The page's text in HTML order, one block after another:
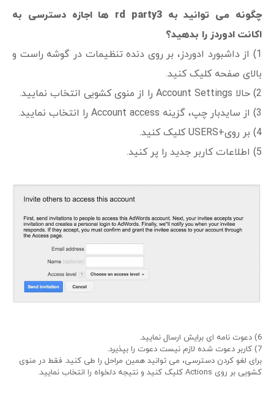
چگونه می توانید به rd party3 ها اجازه دسترسی به
اکانت ادوردز را بدهید؟
1) از داشبورد ادوردز، بر روی دنده تنظیمات در گوشه راست و
بالای صفحه کلیک کنید.
2) حالا Account Settings را از منوی کشویی انتخاب نمایید.
3) از سایدبار چپ، گزینه Account access را انتخاب نمایید.
4) بر روی+USERS کلیک کنید.
5) اطلاعات کاربر جدید را پر کنید.
6) دعوت نامه ای برایش ارسال نمایید.
7) کاربر دعوت شده لازم نیست دعوت را بپذیرد.
برای لغو کردن دسترسی، می توانید همین مراحل را طی کنید. فقط در منوی
کشویی بر روی Actions کلیک کنید و نتیجه دلخواه را انتخاب نمایید.